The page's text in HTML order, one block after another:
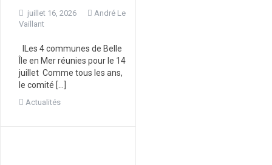
juillet 16, 2026
André Le
Vaillant
lLes 4 communes de Belle
Île en Mer réunies pour le 14
juillet Comme tous les ans,
le comité […]
Actualités